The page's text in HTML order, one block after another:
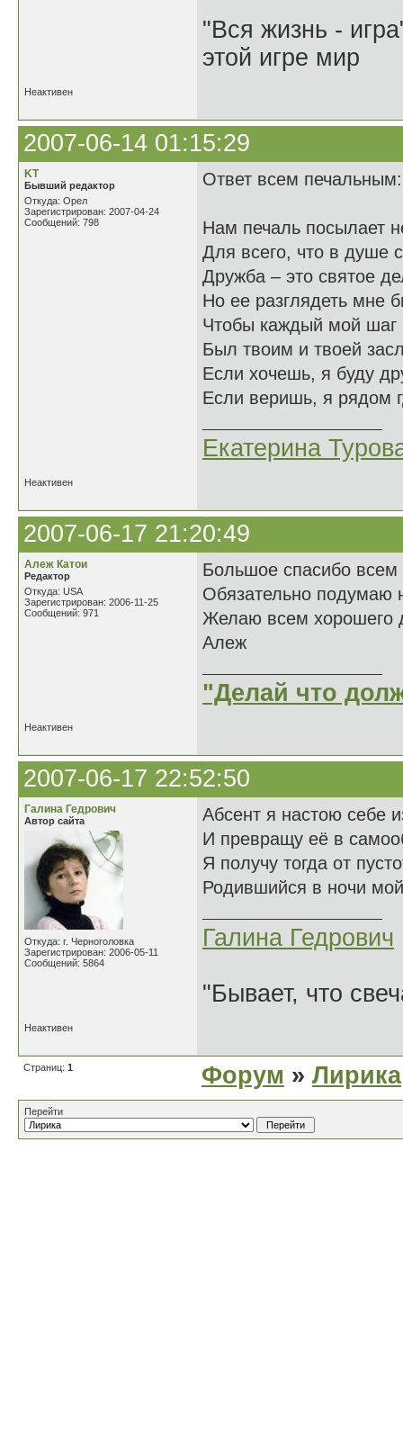
"Вся жизнь -
этой игре мир
Неактивен
2007-06-14 01:15:29
KT
Бывший редактор
Откуда: Орел
Зарегистрирован: 2007-04-24
Сообщений: 798
Ответ всем печальным:
Нам печаль посылает
Для всего, что в душе
Дружба – это святое
Но ее разглядеть мне
Чтобы каждый мой шаг
Был твоим и твоей
Если хочешь, я буду
Если веришь, я рядом
Екатерина
Неактивен
2007-06-17 21:20:49
Алеж Катои
Редактор
Откуда: USA
Зарегистрирован: 2006-11-25
Сообщений: 971
Большое спасибо всем
Обязательно подумаю
Желаю всем хорошего
Алеж
"Делай что
Неактивен
2007-06-17 22:52:50
Галина Гедрович
Автор сайта
Откуда: г. Черноголовка
Зарегистрирован: 2006-05-11
Сообщений: 5864
Абсент я настою себе
И превращу её в
Я получу тогда от
Родившийся в ночи
Галина Гедрович
"Бывает, что
Неактивен
Страниц: 1 Форум » Лирика
Перейти